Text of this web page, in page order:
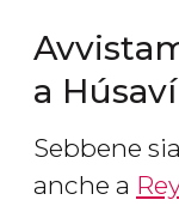
a
Sebbene
anche a